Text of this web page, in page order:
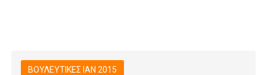
ΒΟΥΛΕΥΤΙΚΕΣ ΙΑΝ 2015